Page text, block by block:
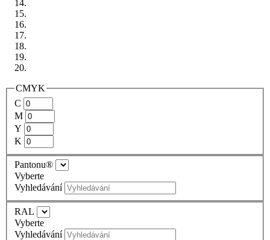
CMYK
C
M
Y
K
Pantonu®
Vyberte
Vyhledávání
RAL
Vyberte
Vyhledávání